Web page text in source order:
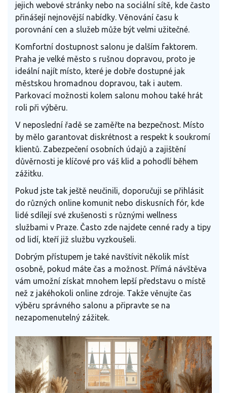
jejich webové stránky nebo na sociální sítě, kde často
přinášejí nejnovější nabídky. Věnování času k
porovnání cen a služeb může být velmi užitečné.
Komfortní dostupnost salonu je dalším faktorem.
Praha je velké město s rušnou dopravou, proto je
ideální najít místo, které je dobře dostupné jak
městskou hromadnou dopravou, tak i autem.
Parkovací možnosti kolem salonu mohou také hrát
roli při výběru.
V neposlední řadě se zaměřte na bezpečnost. Místo
by mělo garantovat diskrétnost a respekt k soukromí
klientů. Zabezpečení osobních údajů a zajištění
důvěrnosti je klíčové pro váš klid a pohodlí během
zážitku.
Pokud jste tak ještě neučinili, doporučuji se přihlásit
do různých online komunit nebo diskusních fór, kde
lidé sdílejí své zkušenosti s různými wellness
službami v Praze. Často zde najdete cenné rady a tipy
od lidí, kteří již službu vyzkoušeli.
Dobrým přístupem je také navštívit několik míst
osobně, pokud máte čas a možnost. Přímá návštěva
vám umožní získat mnohem lepší představu o místě
než z jakéhokoli online zdroje. Takže věnujte čas
výběru správného salonu a připravte se na
nezapomenutelný zážitek.